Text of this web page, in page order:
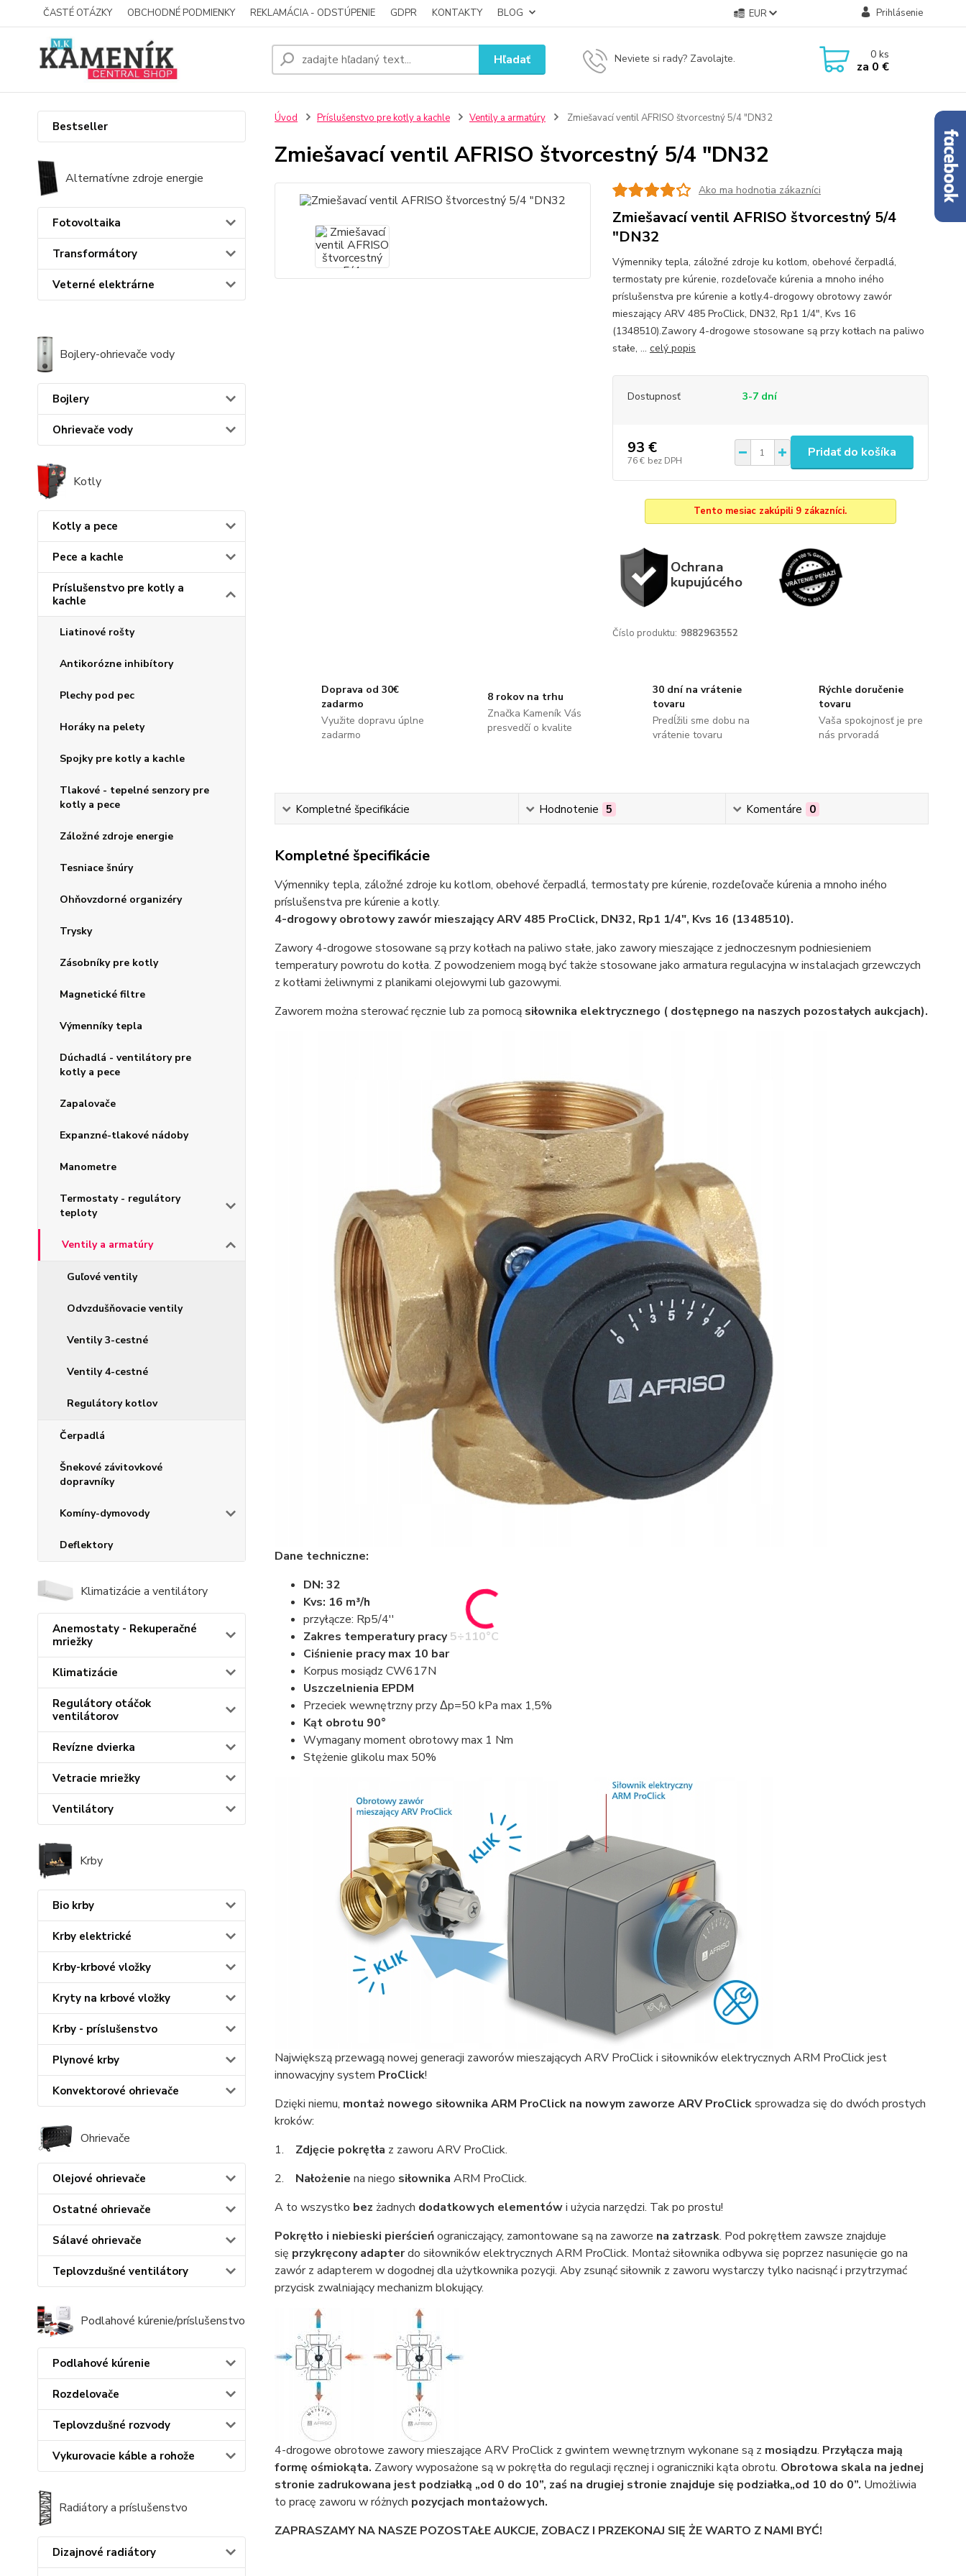
ČASTÉ OTÁZKY OBCHODNÉ PODMIENKY REKLAMÁCIA - ODSTÚPENIE GDPR KONTAKTY BLOG EUR Prihlásenie
Hľadať Neviete si rady? Zavolajte. 0ks
za 0 €
Bestseller
Alternatívne zdroje energie
Fotovoltaika
Transformátory
Veterné elektrárne
Bojlery-ohrievače vody
Bojlery
Ohrievače vody
Kotly
Kotly a pece
Pece a kachle
Príslušenstvo pre kotly a
kachle
Liatinové rošty
Antikorózne inhibítory
Plechy pod pec
Horáky na pelety
Spojky pre kotly a kachle
Tlakové - tepelné senzory pre
kotly a pece
Záložné zdroje energie
Tesniace šnúry
Ohňovzdorné organizéry
Trysky
Zásobníky pre kotly
Magnetické filtre
Výmenníky tepla
Dúchadlá - ventilátory pre
kotly a pece
Zapalovače
Expanzné-tlakové nádoby
Manometre
Termostaty - regulátory
teploty
Ventily a armatúry
Guľové ventily
Odvzdušňovacie ventily
Ventily 3-cestné
Ventily 4-cestné
Regulátory kotlov
Čerpadlá
Šnekové závitovkové
dopravníky
Komíny-dymovody
Deflektory
Klimatizácie a ventilátory
Anemostaty - Rekuperačné
mriežky
Klimatizácie
Regulátory otáčok
ventilátorov
Revízne dvierka
Vetracie mriežky
Ventilátory
Krby
Bio krby
Krby elektrické
Krby-krbové vložky
Kryty na krbové vložky
Krby - príslušenstvo
Plynové krby
Konvektorové ohrievače
Ohrievače
Olejové ohrievače
Ostatné ohrievače
Sálavé ohrievače
Teplovzdušné ventilátory
Podlahové kúrenie/príslušenstvo
Podlahové kúrenie
Rozdelovače
Teplovzdušné rozvody
Vykurovacie káble a rohože
Radiátory a príslušenstvo
Dizajnové radiátory
Úvod Príslušenstvo pre kotly a kachle Ventily a armatúry Zmiešavací ventil AFRISO štvorcestný 5/4 "DN32
Zmiešavací ventil AFRISO štvorcestný 5/4 "DN32
Ako ma hodnotia zákazníci
Zmiešavací ventil AFRISO štvorcestný 5/4
"DN32
Výmenniky tepla, záložné zdroje ku kotlom, obehové čerpadlá,
termostaty pre kúrenie, rozdeľovače kúrenia a mnoho iného
príslušenstva pre kúrenie a kotly.4-drogowy obrotowy zawór
mieszający ARV 485 ProClick, DN32, Rp1 1/4", Kvs 16
(1348510).Zawory 4-drogowe stosowane są przy kotłach na paliwo
stałe, ... celý popis
Dostupnosť 3-7 dní
93 €
76 € bez DPH
Pridať do košíka
Tento mesiac zakúpili 9 zákazníci.
Ochrana
kupujúcého
Číslo produktu: 9882963552
Doprava od 30€
zadarmo
Využite dopravu úplne
zadarmo
8 rokov na trhu
Značka Kameník Vás
presvedčí o kvalite
30 dní na vrátenie
tovaru
Predĺžili sme dobu na
vrátenie tovaru
Rýchle doručenie
tovaru
Vaša spokojnosť je pre
nás prvoradá
Kompletné špecifikácie Hodnotenie 5 Komentáre 0
Kompletné špecifikácie
Výmenniky tepla, záložné zdroje ku kotlom, obehové čerpadlá, termostaty pre kúrenie, rozdeľovače kúrenia a mnoho iného
príslušenstva pre kúrenie a kotly.
4-drogowy obrotowy zawór mieszający ARV 485 ProClick, DN32, Rp1 1/4", Kvs 16 (1348510).
Zawory 4-drogowe stosowane są przy kotłach na paliwo stałe, jako zawory mieszające z jednoczesnym podniesieniem
temperatury powrotu do kotła. Z powodzeniem mogą być także stosowane jako armatura regulacyjna w instalacjach grzewczych
z kotłami żeliwnymi z planikami olejowymi lub gazowymi.
Zaworem można sterować ręcznie lub za pomocą siłownika elektrycznego ( dostępnego na naszych pozostałych aukcjach).
Dane techniczne:
DN: 32
Kvs: 16 m³/h
przyłącze: Rp5/4''
Zakres temperatury pracy 5÷110°C
Ciśnienie pracy max 10 bar
Korpus mosiądz CW617N
Uszczelnienia EPDM
Przeciek wewnętrzny przy Δp=50 kPa max 1,5%
Kąt obrotu 90°
Wymagany moment obrotowy max 1 Nm
Stężenie glikolu max 50%
Największą przewagą nowej generacji zaworów mieszających ARV ProClick i siłowników elektrycznych ARM ProClick jest
innowacyjny system ProClick!
Dzięki niemu, montaż nowego siłownika ARM ProClick na nowym zaworze ARV ProClicksprowadza się do dwóch prostych
kroków:
1. Zdjęcie pokrętła z zaworu ARV ProClick.
2. Nałożenie na niego siłownika ARM ProClick.
A to wszystko bez żadnych dodatkowych elementówi użycia narzędzi. Tak po prostu!
Pokrętło i niebieski pierścieńograniczający, zamontowane są na zaworze na zatrzask. Pod pokrętłem zawsze znajduje
się przykręcony adapterdo siłowników elektrycznych ARM ProClick. Montaż siłownika odbywa się poprzez nasunięcie go na
zawór z adapterem w dogodnej dla użytkownika pozycji. Aby zsunąć siłownik z zaworu wystarczy tylko nacisnąć i przytrzymać
przycisk zwalniający mechanizm blokujący.
4-drogowe obrotowe zawory mieszające ARV ProClick z gwintem wewnętrznym wykonane są z mosiądzu. Przyłącza mają
formę ośmiokąta. Zawory wyposażone są w pokrętła do regulacji ręcznej i ograniczniki kąta obrotu. Obrotowa skala na jednej
stronie zadrukowana jest podziałką „od 0 do 10”, zaś na drugiej stronie znajduje się podziałka„od 10 do 0”. Umożliwia
to pracę zaworu w różnych pozycjach montażowych.
ZAPRASZAMY NA NASZE POZOSTAŁE AUKCJE, ZOBACZ I PRZEKONAJ SIĘ ŻE WARTO Z NAMI BYĆ!